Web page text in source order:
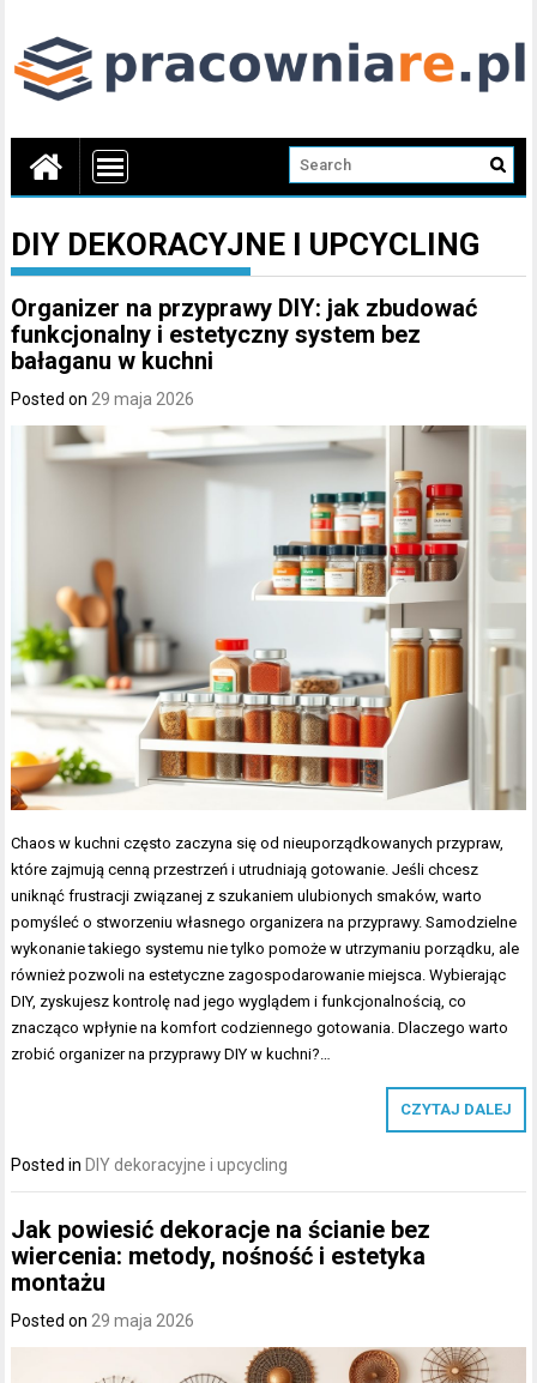
DIY DEKORACYJNE I UPCYCLING
Organizer na przyprawy DIY: jak zbudować
funkcjonalny i estetyczny system bez
bałaganu w kuchni
Posted on 29 maja 2026
Chaos w kuchni często zaczyna się od nieuporządkowanych przypraw,
które zajmują cenną przestrzeń i utrudniają gotowanie. Jeśli chcesz
uniknąć frustracji związanej z szukaniem ulubionych smaków, warto
pomyśleć o stworzeniu własnego organizera na przyprawy. Samodzielne
wykonanie takiego systemu nie tylko pomoże w utrzymaniu porządku, ale
również pozwoli na estetyczne zagospodarowanie miejsca. Wybierając
DIY, zyskujesz kontrolę nad jego wyglądem i funkcjonalnością, co
znacząco wpłynie na komfort codziennego gotowania. Dlaczego warto
zrobić organizer na przyprawy DIY w kuchni?…
CZYTAJ DALEJ
Posted in DIY dekoracyjne i upcycling
Jak powiesić dekoracje na ścianie bez
wiercenia: metody, nośność i estetyka
montażu
Posted on 29 maja 2026